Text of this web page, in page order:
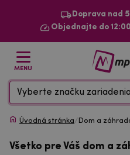
Doprava nad
Objednajte do
MENU
Vyberte značku zariadenia
Úvodná stránka/ Dom a
Všetko pre Váš dom a